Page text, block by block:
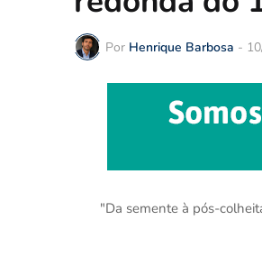
Por Henrique Barbosa -
"Da semente à pós-